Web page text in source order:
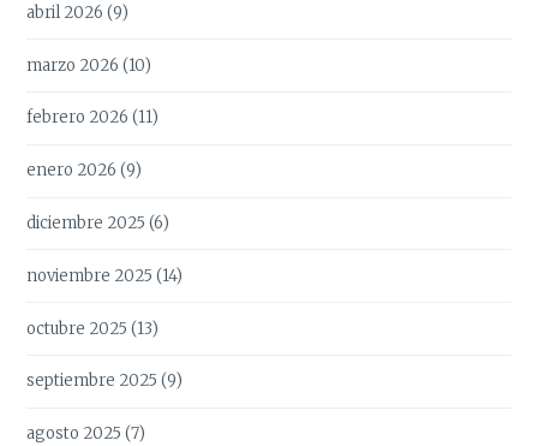
abril 2026 (9)
marzo 2026 (10)
febrero 2026 (11)
enero 2026 (9)
diciembre 2025 (6)
noviembre 2025 (14)
octubre 2025 (13)
septiembre 2025 (9)
agosto 2025 (7)